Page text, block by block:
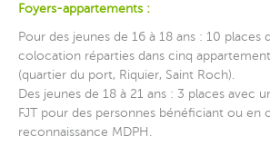
Foyers-appartements :
Pour des jeunes de 16 à 18 ans : 10 places
colocation réparties dans cinq
(quartier du port, Riquier, Saint Roch).
Des jeunes de 18 à 21 ans : 3 places avec
FJT pour des personnes bénéficiant ou en
reconnaissance MDPH.